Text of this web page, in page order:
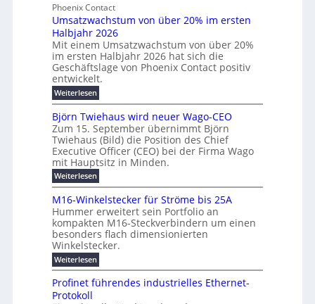
r
a
u
c
h
t
m
e
r
T
e
m
o
u
n
d
w
e
n
i
g
u
b
ü
r
m
o
d
e
r
n
e
E
e
r
g
i
e
l
ö
e
N
H
-
S
i
c
h
e
r
u
n
g
s
l
a
s
t
s
c
h
a
e
i
l
i
g
u
n
g
b
e
m
2
0
2
6
E
u
r
o
p
e
h
r
f
a
c
h
d
u
r
c
f
ü
h
r
u
n
g
e
n
f
ü
r
e
ff
i
z
i
e
Phoenix Contact
Umsatzwachstum von über 20% im ersten
Halbjahr 2026
Mit einem Umsatzwachstum von über 20%
im ersten Halbjahr 2026 hat sich die
Geschäftslage von Phoenix Contact positiv
entwickelt.
Weiterlesen:
U
m
s
a
z
w
a
c
h
s
t
u
m
v
o
n
ü
b
e
Björn Twiehaus wird neuer Wago-CEO
Zum 15. September übernimmt Björn
Twiehaus (Bild) die Position des Chief
Executive Officer (CEO) bei der Firma Wago
mit Hauptsitz in Minden.
Weiterlesen:
B
ö
r
n
T
w
i
e
h
a
M16-Winkelstecker für Ströme bis 25A
Hummer erweitert sein Portfolio an
kompakten M16-Steckverbindern um einen
besonders flach dimensionierten
Winkelstecker.
Weiterlesen:
M
1
6
Profinet führendes industrielles Ethernet-
Protokoll